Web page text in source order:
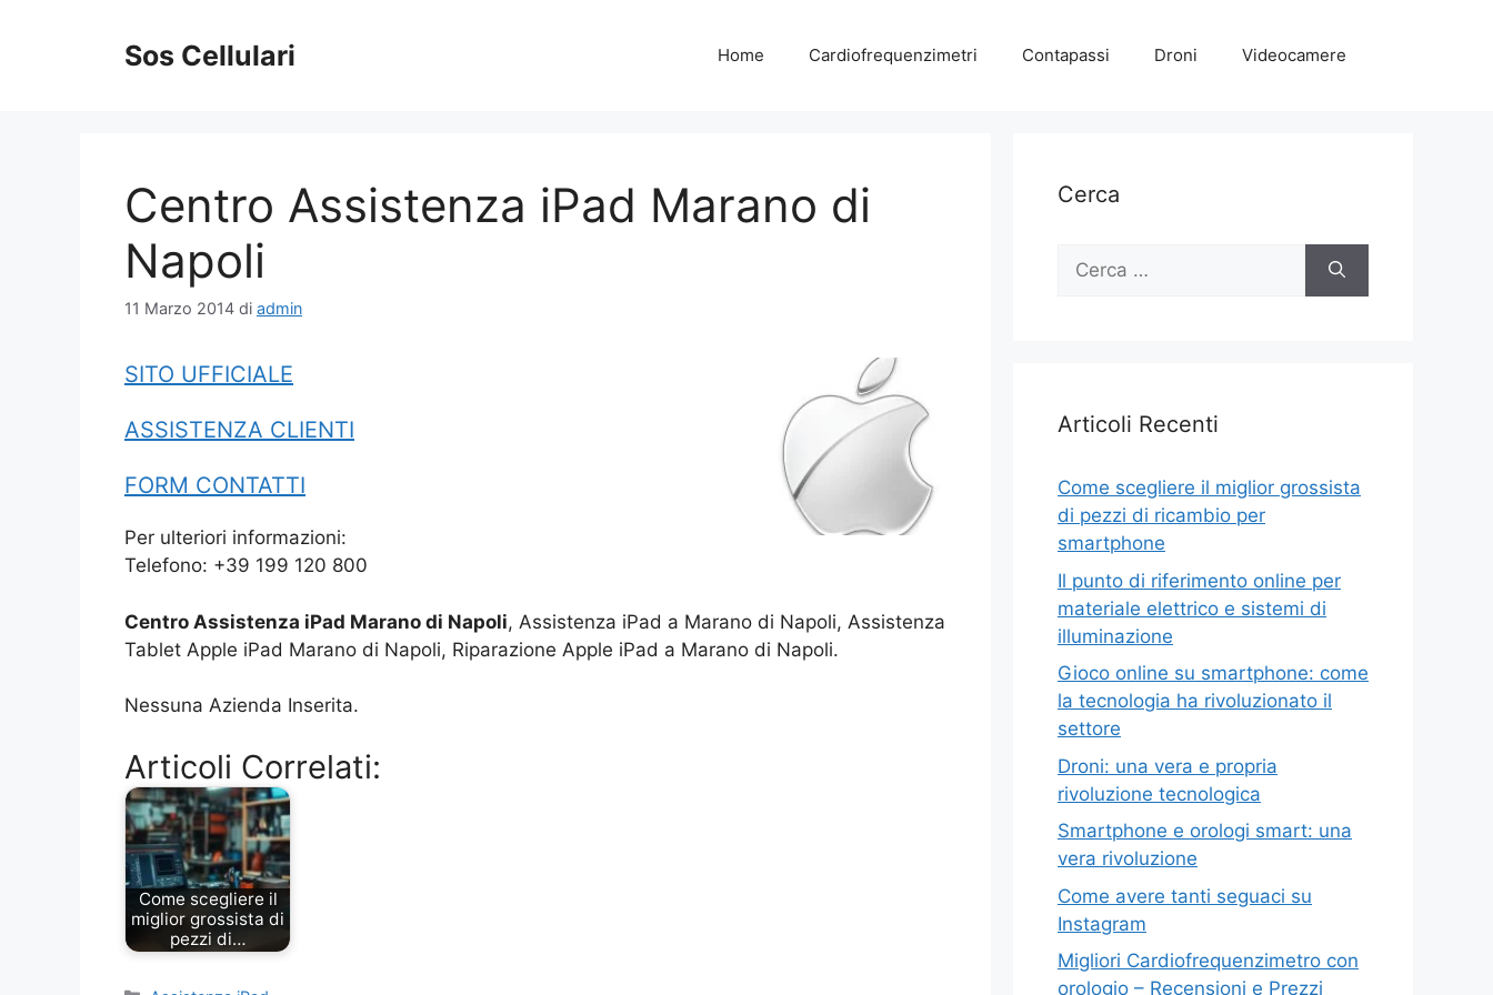
Sos Cellulari Home Cardiofrequenzimetri Contapassi Droni Videocamere
Centro Assistenza iPad Marano di
Napoli
11 Marzo 2014 di admin
SITO UFFICIALE
ASSISTENZA CLIENTI
FORM CONTATTI
Per ulteriori informazioni:
Telefono: +39 199 120 800
Centro Assistenza iPad Marano di Napoli, Assistenza iPad a Marano di Napoli, Assistenza
Tablet Apple iPad Marano di Napoli, Riparazione Apple iPad a Marano di Napoli.
Nessuna Azienda Inserita.
Articoli Correlati:
Come scegliere il
miglior grossista di
pezzi di…
Cerca
Ricerca
Articoli Recenti
Come scegliere il miglior grossista
di pezzi di ricambio per
smartphone
Il punto di riferimento online per
materiale elettrico e sistemi di
illuminazione
Gioco online su smartphone: come
la tecnologia ha rivoluzionato il
settore
Droni: una vera e propria
rivoluzione tecnologica
Smartphone e orologi smart: una
vera rivoluzione
Come avere tanti seguaci su
Instagram
Migliori Cardiofrequenzimetro con
orologio – Recensioni e Prezzi